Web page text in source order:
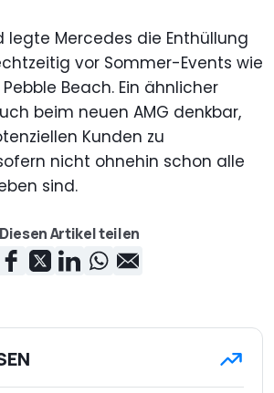
legte Mercedes die Enthüllung
vor Sommer-Events wie
Beach. Ein ähnlicher
beim neuen AMG denkbar,
Kunden zu
nicht ohnehin schon alle
sind.
Diesen Artikel teilen